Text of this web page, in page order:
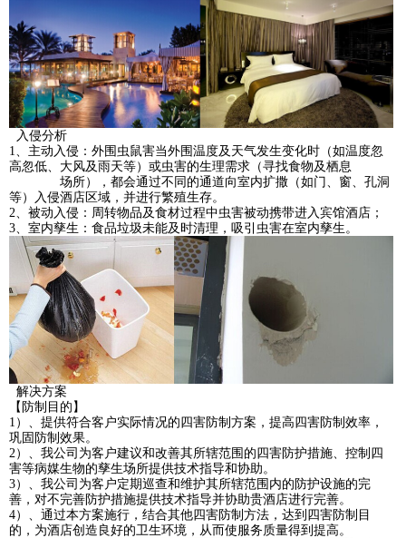
入侵分析
1、主动入侵：外围虫鼠害当外围温度及天气发生变化时（如温度忽
高忽低、大风及雨天等）或虫害的生理需求（寻找食物及栖息
场所），都会通过不同的通道向室内扩撒（如门、窗、孔洞
等）入侵酒店区域，并进行繁殖生存。
2、被动入侵：周转物品及食材过程中虫害被动携带进入宾馆酒店；
3、室内孳生：食品垃圾未能及时清理，吸引虫害在室内孳生。
解决方案
【防制目的】
1）、提供符合客户实际情况的四害防制方案，提高四害防制效率，
巩固防制效果。
2）、我公司为客户建议和改善其所辖范围的四害防护措施、控制四
害等病媒生物的孳生场所提供技术指导和协助。
3）、我公司为客户定期巡查和维护其所辖范围内的防护设施的完
善，对不完善防护措施提供技术指导并协助贵酒店进行完善。
4）、通过本方案施行，结合其他四害防制方法，达到四害防制目
的，为酒店创造良好的卫生环境，从而使服务质量得到提高。